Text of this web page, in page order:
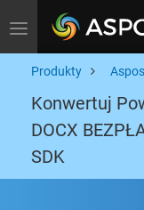
Toggle navigation
Produkty
Konwertuj
DOCX
SDK